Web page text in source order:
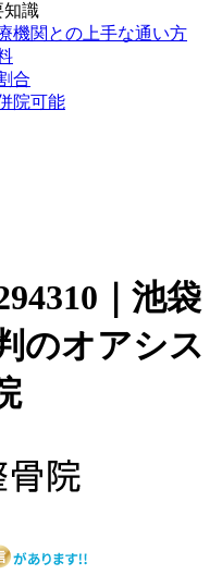
知識
機関との上手な通い方
合
院可能
｜池袋
のオアシス